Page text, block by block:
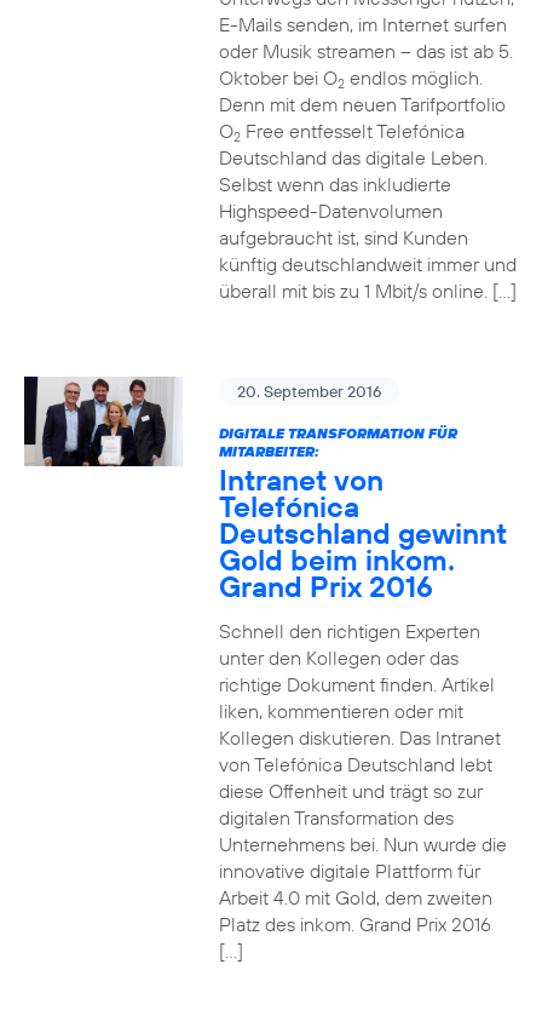
E-Mails senden, im Internet surfen
oder Musik streamen – das ist ab 5.
Oktober bei O2endlos möglich.
Denn mit dem neuen Tarifportfolio
O2Free entfesselt Telefónica
Deutschland das digitale Leben.
Selbst wenn das inkludierte
Highspeed-Datenvolumen
aufgebraucht ist, sind Kunden
künftig deutschlandweit immer und
überall mit bis zu 1 Mbit/s online. […]
20. September 2016
DIGITALE TRANSFORMATION FÜR
MITARBEITER:
Intranet von
Telefónica
Deutschland gewinnt
Gold beim inkom.
Grand Prix 2016
Schnell den richtigen Experten
unter den Kollegen oder das
richtige Dokument finden. Artikel
liken, kommentieren oder mit
Kollegen diskutieren. Das Intranet
von Telefónica Deutschland lebt
diese Offenheit und trägt so zur
digitalen Transformation des
Unternehmens bei. Nun wurde die
innovative digitale Plattform für
Arbeit 4.0 mit Gold, dem zweiten
Platz des inkom. Grand Prix 2016
[…]